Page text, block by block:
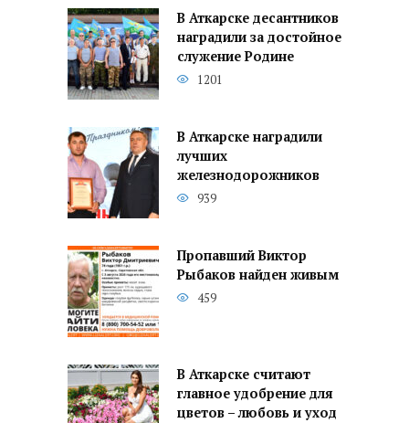
В Аткарске десантников
наградили за достойное
служение Родине
1201
В Аткарске наградили
лучших
железнодорожников
939
Пропавший Виктор
Рыбаков найден живым
459
В Аткарске считают
главное удобрение для
цветов – любовь и уход